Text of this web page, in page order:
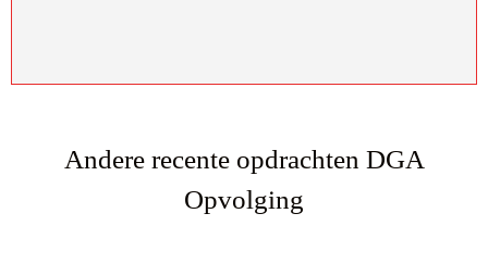
Andere recente opdrachten DGA
Opvolging